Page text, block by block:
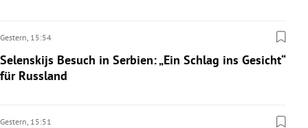
Gestern, 15:54
Selenskijs Besuch in Serbien: „Ein Schlag ins Gesicht“
für Russland
Gestern, 15:51